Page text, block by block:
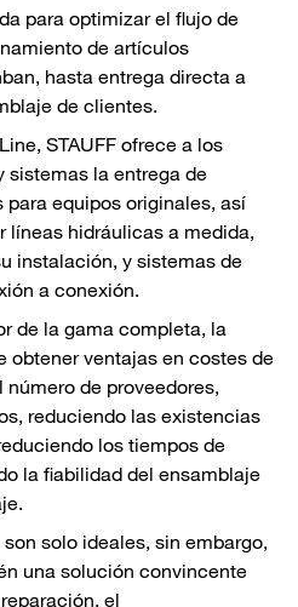
para optimizar el flujo de
de artículos
hasta entrega directa a
de clientes.
STAUFF ofrece a los
sistemas la entrega de
equipos originales, así
líneas hidráulicas a medida,
instalación, y sistemas de
a conexión.
de la gama completa, la
obtener ventajas en costes de
de proveedores,
reduciendo las existencias
los tiempos de
la fiabilidad del ensamblaje
solo ideales, sin embargo,
una solución convincente
el